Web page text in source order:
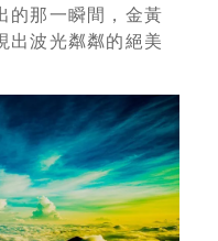
的那一瞬間，金黃
出波光粼粼的絕美